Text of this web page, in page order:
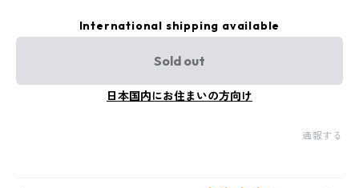
International shipping available
Sold out
日本国内にお住まいの方向け
通報する